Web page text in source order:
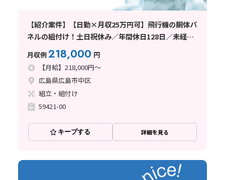
【紹介案件】【日勤×月収25万円可】飛行機の胴体パ
ネルの組付け！土日祝休み／年間休日128日／未経験
月収例218,000 円
【月給】218,000円～
広島県広島市中区
組立・組付け
59421-00
キープする 詳細を見る